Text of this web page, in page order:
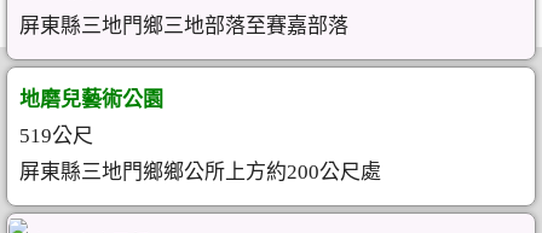
屏東縣三地門鄉三地部落至賽嘉部落
地磨兒藝術公園
519公尺
屏東縣三地門鄉鄉公所上方約200公尺處